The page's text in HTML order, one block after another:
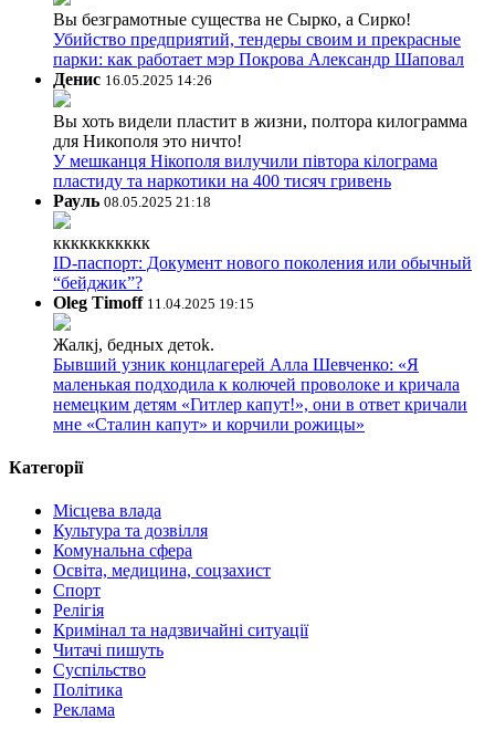
Вы безграмотные существа не Сырко, а Сирко!
Убийство предприятий, тендеры своим и прекрасные
парки: как работает мэр Покрова Александр Шаповал
Денис 16.05.2025 14:26
Вы хоть видели пластит в жизни, полтора килограмма
для Никополя это ничто!
У мешканця Нікополя вилучили півтора кілограма
пластиду та наркотики на 400 тисяч гривень
Рауль 08.05.2025 21:18
ккккккккккк
ID-паспорт: Документ нового поколения или обычный
“бейджик”?
Oleg Timoff 11.04.2025 19:15
Жалкj, бедных детok.
Бывший узник концлагерей Алла Шевченко: «Я
маленькая подходила к колючей проволоке и кричала
немецким детям «Гитлер капут!», они в ответ кричали
мне «Сталин капут» и корчили рожицы»
Категорії
Місцева влада
Культура та дозвілля
Комунальна сфера
Освіта, медицина, соцзахист
Спорт
Релігія
Кримінал та надзвичайні ситуації
Читачі пишуть
Суспільство
Політика
Реклама